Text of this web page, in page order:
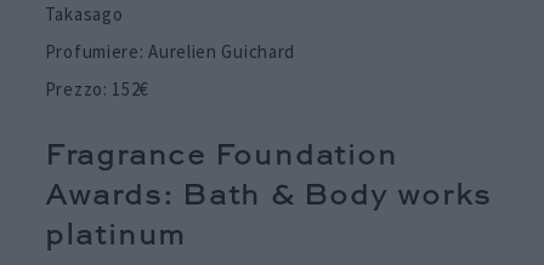
Takasago
Profumiere: Aurelien Guichard
Prezzo: 152€
Fragrance Foundation
Awards: Bath & Body works
platinum